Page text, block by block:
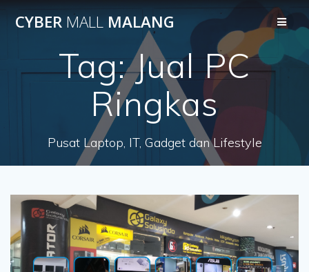
to
content
CYBER MALL MALANG
Tag:Jual PC
Ringkas
Pusat Laptop, IT, Gadget dan Lifestyle